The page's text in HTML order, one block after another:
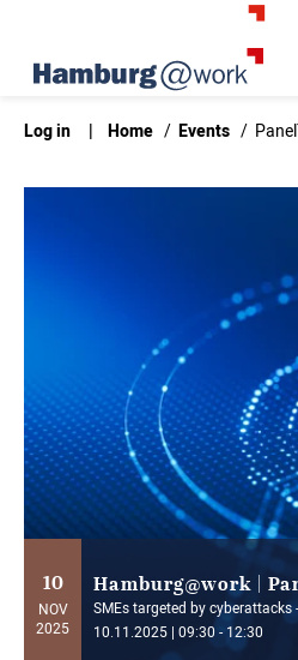
Log in | Home / Events /
10
NOV
2025
Hamburg@work |
SMEs targeted by cyberattacks
10.11.2025 | 09:30 - 12:30